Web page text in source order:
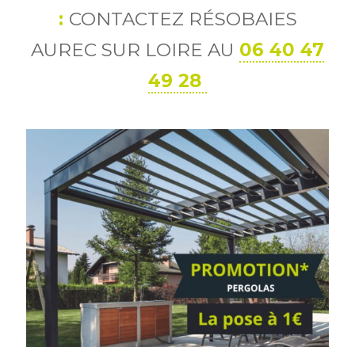
: CONTACTEZ RÉSOBAIES
AUREC SUR LOIRE AU 06 40 47
49 28